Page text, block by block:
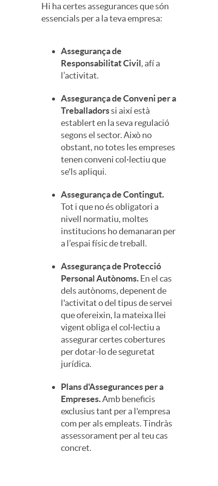
Hi ha certes assegurances que són
essencials per a la teva empresa:
Assegurança de
Responsabilitat Civil, afí a
l’activitat.
Assegurança de Conveni per a
Treballadorssi així està
establert en la seva regulació
segons el sector. Això no
obstant, no totes les empreses
tenen conveni col·lectiu que
se'ls apliqui.
Assegurança de Contingut.
Tot i que no és obligatori a
nivell normatiu, moltes
institucions ho demanaran per
a l’espai físic de treball.
Assegurança de Protecció
Personal Autònoms.En el cas
dels autònoms, depenent de
l'activitat o del tipus de servei
que ofereixin, la mateixa llei
vigent obliga el col·lectiu a
assegurar certes cobertures
per dotar-lo de seguretat
jurídica.
Plans d'Assegurances per a
Empreses.Amb beneficis
exclusius tant per a l'empresa
com per als empleats. Tindràs
assessorament per al teu cas
concret.